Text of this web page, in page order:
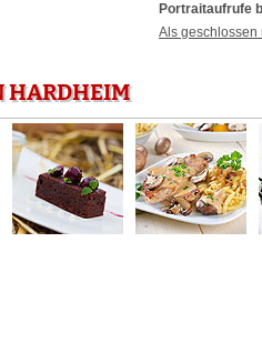
Portraitaufrufe
Als geschlossen
HARDHEIM